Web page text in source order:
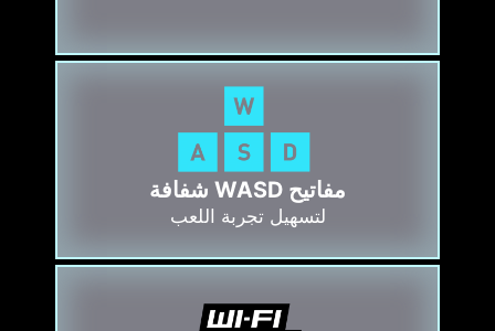
مفاتيح WASD شفافة
لتسهيل تجربة اللعب